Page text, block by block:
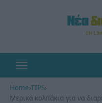
Home›TIPS›
Μερικά κολπάκια για να